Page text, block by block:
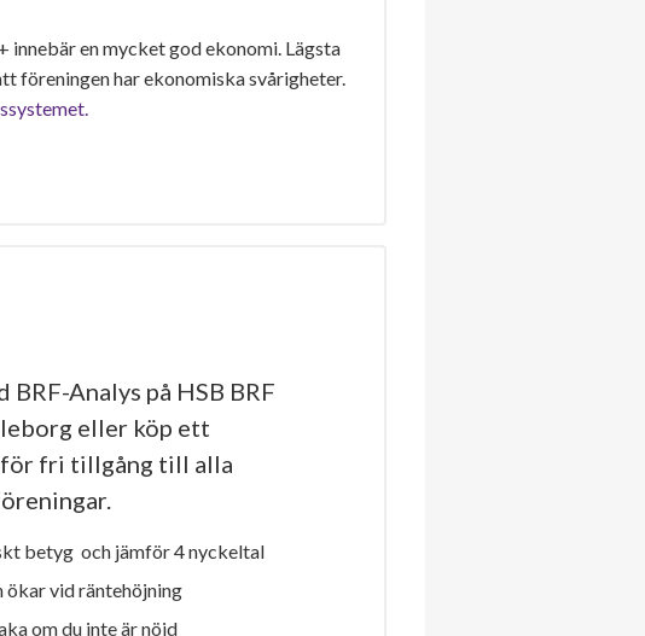
innebär en mycket god ekonomi. Lägsta
föreningen har ekonomiska svårigheter.
BRF-Analys på HSB BRF
eller köp ett
för fri tillgång till alla
betyg och jämför 4 nyckeltal
ökar vid räntehöjning
om du inte är nöjd